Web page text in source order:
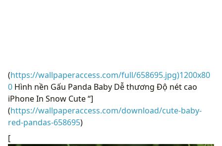
(https://wallpaperaccess.com/full/658695.jpg)1200x80
0 Hình nền Gấu Panda Baby Dễ thương Độ nét cao
iPhone In Snow Cute “]
(https://wallpaperaccess.com/download/cute-baby-
red-pandas-658695)
[